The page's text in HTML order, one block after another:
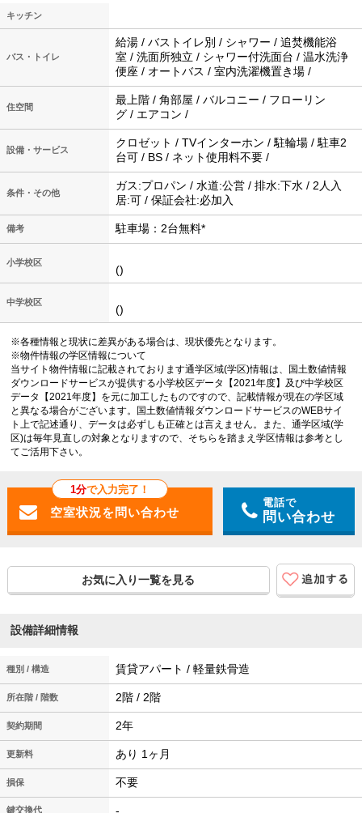
キッチン
バス・トイレ
給湯 / バストイレ別 / シャワー / 追焚機能浴
室 / 洗面所独立 / シャワー付洗面台 / 温水洗浄
便座 / オートバス / 室内洗濯機置き場 /
住空間
最上階 / 角部屋 / バルコニー / フローリン
グ / エアコン /
設備・サービス
クロゼット / TVインターホン / 駐輪場 / 駐車2
台可 / BS / ネット使用料不要 /
条件・その他
ガス:プロパン / 水道:公営 / 排水:下水 / 2人入
居:可 / 保証会社:必加入
備考 駐車場：2台無料*
小学校区
()
中学校区
()
※各種情報と現状に差異がある場合は、現状優先となります。
※物件情報の学区情報について
当サイト物件情報に記載されております通学区域(学区)情報は、国土数値情報
ダウンロードサービスが提供する小学校区データ【2021年度】及び中学校区
データ【2021年度】を元に加工したものですので、記載情報が現在の学区域
と異なる場合がございます。国土数値情報ダウンロードサービスのWEBサイ
ト上で記述通り、データは必ずしも正確とは言えません。また、通学区域(学
区)は毎年見直しの対象となりますので、そちらを踏まえ学区情報は参考とし
てご活用下さい。
1分で入力完了！
電話で
問い合わせ
お気に入り一覧を見る
設備詳細情報
種別 / 構造 賃貸アパート / 軽量鉄骨造
所在階 / 階数 2階 / 2階
契約期間 2年
更新料 あり 1ヶ月
損保 不要
鍵交換代